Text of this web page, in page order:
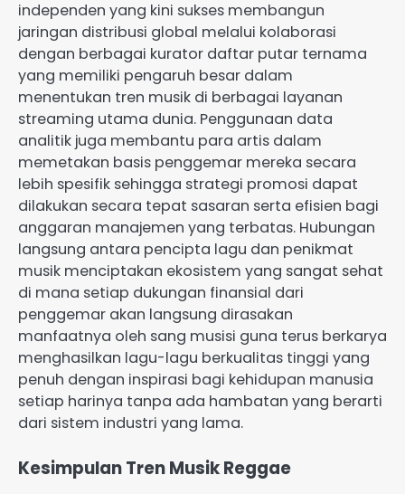
independen yang kini sukses membangun
jaringan distribusi global melalui kolaborasi
dengan berbagai kurator daftar putar ternama
yang memiliki pengaruh besar dalam
menentukan tren musik di berbagai layanan
streaming utama dunia. Penggunaan data
analitik juga membantu para artis dalam
memetakan basis penggemar mereka secara
lebih spesifik sehingga strategi promosi dapat
dilakukan secara tepat sasaran serta efisien bagi
anggaran manajemen yang terbatas. Hubungan
langsung antara pencipta lagu dan penikmat
musik menciptakan ekosistem yang sangat sehat
di mana setiap dukungan finansial dari
penggemar akan langsung dirasakan
manfaatnya oleh sang musisi guna terus berkarya
menghasilkan lagu-lagu berkualitas tinggi yang
penuh dengan inspirasi bagi kehidupan manusia
setiap harinya tanpa ada hambatan yang berarti
dari sistem industri yang lama.
Kesimpulan Tren Musik Reggae